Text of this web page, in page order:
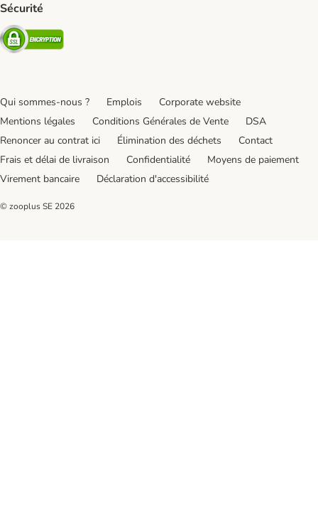
Sécurité
Security
Qui sommes-nous ? Emplois
Corporate website
Mentions légales
Conditions Générales de Vente
DSA
Renoncer au contrat ici
Élimination des déchets
Contact
Frais et délai de livraison
Confidentialité
Moyens de paiement
Virement bancaire
Déclaration d'accessibilité
© zooplus SE 2026